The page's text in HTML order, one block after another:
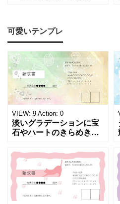
め！過払い･誤入金などが
発生した際にも使える、
モノクロでシンプルな
「返金領収書」のテンプ
レートとなります。 A4縦
型サイズで用紙に印
可愛いテンプレ
VIEW: 9 Action: 0
淡いグラデーションに宝
石やハートのきらめきを
チックな請求書雛形で
す。パステルピンクやラ
ベンダーの色彩がやわら
かな質感を生み出し、受
け取った相手の心をくす
ぐる特別な仕上がりとな